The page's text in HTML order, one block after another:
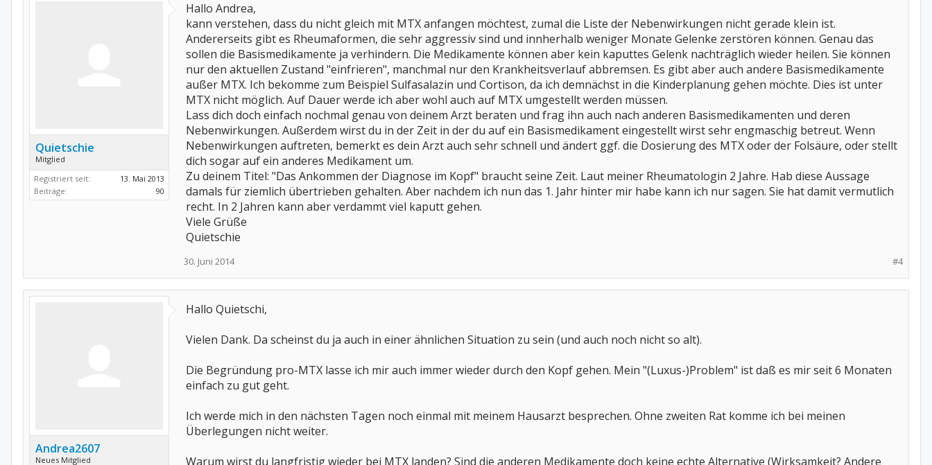
Quietschie
Mitglied
Registriert seit:
13. Mai 2013
Beiträge:
90
Hallo Andrea,
kann verstehen, dass du nicht gleich mit MTX anfangen möchtest, zumal die Liste der Nebenwirkungen nicht gerade klein ist.
Andererseits gibt es Rheumaformen, die sehr aggressiv sind und innherhalb weniger Monate Gelenke zerstören können. Genau das
sollen die Basismedikamente ja verhindern. Die Medikamente können aber kein kaputtes Gelenk nachträglich wieder heilen. Sie können
nur den aktuellen Zustand "einfrieren", manchmal nur den Krankheitsverlauf abbremsen. Es gibt aber auch andere Basismedikamente
außer MTX. Ich bekomme zum Beispiel Sulfasalazin und Cortison, da ich demnächst in die Kinderplanung gehen möchte. Dies ist unter
MTX nicht möglich. Auf Dauer werde ich aber wohl auch auf MTX umgestellt werden müssen.
Lass dich doch einfach nochmal genau von deinem Arzt beraten und frag ihn auch nach anderen Basismedikamenten und deren
Nebenwirkungen. Außerdem wirst du in der Zeit in der du auf ein Basismedikament eingestellt wirst sehr engmaschig betreut. Wenn
Nebenwirkungen auftreten, bemerkt es dein Arzt auch sehr schnell und ändert ggf. die Dosierung des MTX oder der Folsäure, oder stellt
dich sogar auf ein anderes Medikament um.
Zu deinem Titel: "Das Ankommen der Diagnose im Kopf" braucht seine Zeit. Laut meiner Rheumatologin 2 Jahre. Hab diese Aussage
damals für ziemlich übertrieben gehalten. Aber nachdem ich nun das 1. Jahr hinter mir habe kann ich nur sagen. Sie hat damit vermutlich
recht. In 2 Jahren kann aber verdammt viel kaputt gehen.
Viele Grüße
Quietschie
#4
30. Juni 2014
Andrea2607
Neues Mitglied
Hallo Quietschi,
Vielen Dank. Da scheinst du ja auch in einer ähnlichen Situation zu sein (und auch noch nicht so alt).
Die Begründung pro-MTX lasse ich mir auch immer wieder durch den Kopf gehen. Mein "(Luxus-)Problem" ist daß es mir seit 6 Monaten
einfach zu gut geht.
Ich werde mich in den nächsten Tagen noch einmal mit meinem Hausarzt besprechen. Ohne zweiten Rat komme ich bei meinen
Überlegungen nicht weiter.
Warum wirst du langfristig wieder bei MTX landen? Sind die anderen Medikamente doch keine echte Alternative (Wirksamkeit? Andere